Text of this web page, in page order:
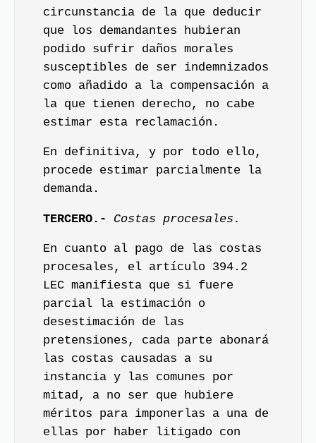
circunstancia de la que deducir
que los demandantes hubieran
podido sufrir daños morales
susceptibles de ser indemnizados
como añadido a la compensación a
la que tienen derecho, no cabe
estimar esta reclamación.
En definitiva, y por todo ello,
procede estimar parcialmente la
demanda.
TERCERO.- Costas procesales.
En cuanto al pago de las costas
procesales, el artículo 394.2
LEC manifiesta que si fuere
parcial la estimación o
desestimación de las
pretensiones, cada parte abonará
las costas causadas a su
instancia y las comunes por
mitad, a no ser que hubiere
méritos para imponerlas a una de
ellas por haber litigado con